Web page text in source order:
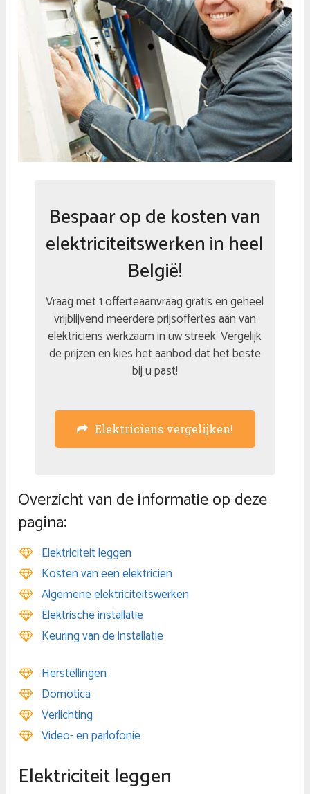
Bespaar op de kosten van
elektriciteitswerken in heel
België!
Vraag met 1 offerteaanvraag gratis en geheel
vrijblijvend meerdere prijsoffertes aan van
elektriciens werkzaam in uw streek. Vergelijk
de prijzen en kies het aanbod dat het beste
bij u past!
Elektriciens vergelijken!
Overzicht van de informatie op deze
pagina:
Elektriciteit leggen
Kosten van een elektricien
Algemene elektriciteitswerken
Elektrische installatie
Keuring van de installatie
Herstellingen
Domotica
Verlichting
Video- en parlofonie
Elektriciteit leggen